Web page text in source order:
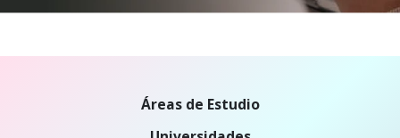
Áreas de Estudio